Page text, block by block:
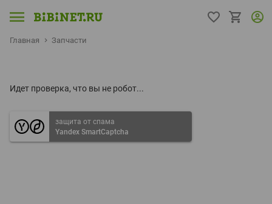
Главная Запчасти
Идет проверка, что вы не робот...
защита от спама
Yandex SmartCaptcha